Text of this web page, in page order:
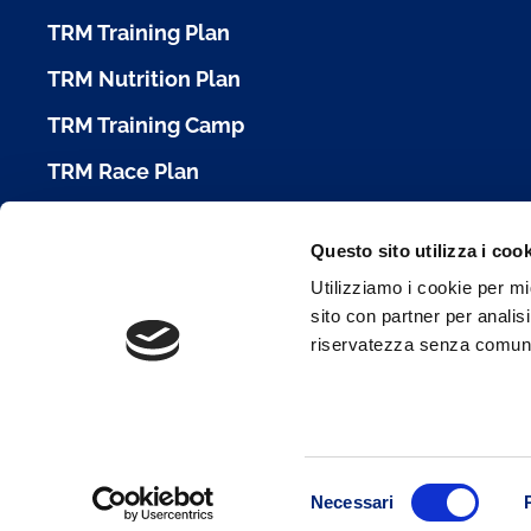
Questo sito utilizza i
Utilizziamo i cookie per
sito con partner per
riservatezza senza
Necessari
TRM Training Plan
TRM Nutrition Plan
TRM Training Camp
TRM Race Plan
Condizioni d'Uso
Privacy Policy